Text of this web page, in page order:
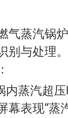
蒸汽锅炉
别与处理
蒸汽超压
幕表现“蒸